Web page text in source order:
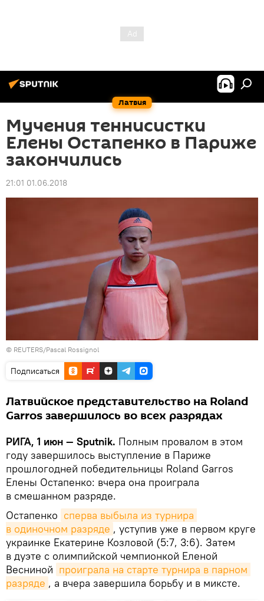
Латвия
Мучения теннисистки
Елены Остапенко в Париже
закончились
21:01 01.06.2018
© REUTERS/Pascal Rossignol
Подписаться
Латвийское представительство на Roland
Garros завершилось во всех разрядах
РИГА, 1 июн — Sputnik. Полным провалом в этом
году завершилось выступление в Париже
прошлогодней победительницы Roland Garros
Елены Остапенко: вчера она проиграла
в смешанном разряде.
Остапенко сперва выбыла из турнира
в одиночном разряде , уступив уже в первом круге
украинке Екатерине Козловой (5:7, 3:6). Затем
в дуэте с олимпийской чемпионкой Еленой
Весниной проиграла на старте турнира в парном
разряде , а вчера завершила борьбу и в миксте.